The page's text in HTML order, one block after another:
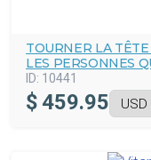
TOURNER LA
LES PERSONNES
ID: 10441
$ 459.95